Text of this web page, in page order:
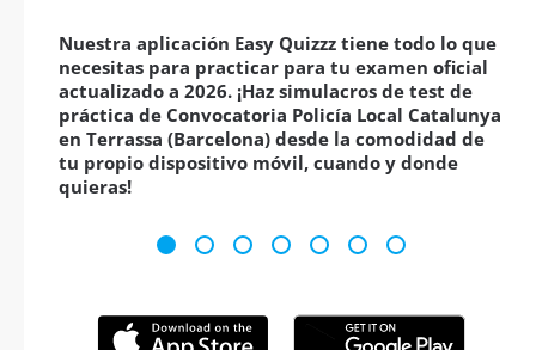
Nuestra aplicación Easy Quizzz tiene todo lo que
necesitas para practicar para tu examen oficial
actualizado a 2026. ¡Haz simulacros de test de
práctica de Convocatoria Policía Local Catalunya
en Terrassa (Barcelona) desde la comodidad de
tu propio dispositivo móvil, cuando y donde
quieras!